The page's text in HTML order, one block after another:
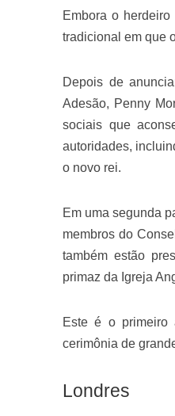
Embora o
tradicional em que
Depois de
Adesão, Penny
sociais que
autoridades,
o novo rei.
Em uma segunda
membros do
também estão
primaz da Igreja
Este é o primeiro
cerimônia de
Londres